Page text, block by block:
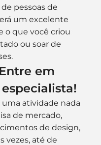
pessoas de
um excelente
o que você criou
ou soar de
em
uma atividade nada
de mercado,
de design,
vezes, até de